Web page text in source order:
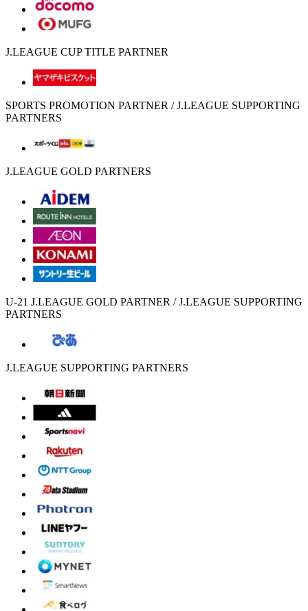
J.LEAGUE CUP TITLE PARTNER
SPORTS PROMOTION PARTNER / J.LEAGUE SUPPORTING
PARTNERS
J.LEAGUE GOLD PARTNERS
U-21 J.LEAGUE GOLD PARTNER / J.LEAGUE SUPPORTING
PARTNERS
J.LEAGUE SUPPORTING PARTNERS